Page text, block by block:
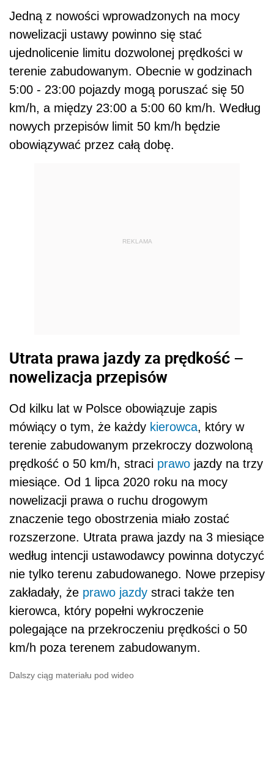
Jedną z nowości wprowadzonych na mocy
nowelizacji ustawy powinno się stać
ujednolicenie limitu dozwolonej prędkości w
terenie zabudowanym. Obecnie w godzinach
5:00 - 23:00 pojazdy mogą poruszać się 50
km/h, a między 23:00 a 5:00 60 km/h. Według
nowych przepisów limit 50 km/h będzie
obowiązywać przez całą dobę.
REKLAMA
Utrata prawa jazdy za prędkość –
nowelizacja przepisów
Od kilku lat w Polsce obowiązuje zapis
mówiący o tym, że każdy kierowca, który w
terenie zabudowanym przekroczy dozwoloną
prędkość o 50 km/h, straci prawo jazdy na trzy
miesiące. Od 1 lipca 2020 roku na mocy
nowelizacji prawa o ruchu drogowym
znaczenie tego obostrzenia miało zostać
rozszerzone. Utrata prawa jazdy na 3 miesiące
według intencji ustawodawcy powinna dotyczyć
nie tylko terenu zabudowanego. Nowe przepisy
zakładały, że prawo jazdy straci także ten
kierowca, który popełni wykroczenie
polegające na przekroczeniu prędkości o 50
km/h poza terenem zabudowanym.
Dalszy ciąg materiału pod wideo